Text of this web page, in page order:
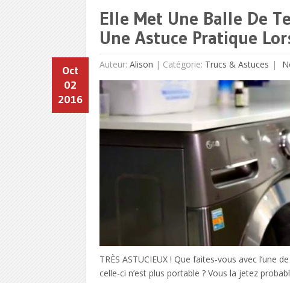
Elle Met Une Balle De
Une Astuce Pratique
Auteur: Alison |
Oct
02
2016
Catégorie: Trucs & Astuces
TRÈS ASTUCIEUX ! Que faites-vous avec l’une
celle-ci n’est plus portable ? Vous la jetez